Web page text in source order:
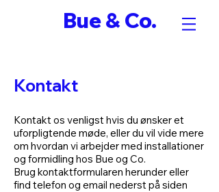
Bue & Co.
Kontakt
Kontakt os venligst hvis du ønsker et
uforpligtende møde, eller du vil vide mere
om hvordan vi arbejder med installationer
og formidling hos Bue og Co.
Brug kontaktformularen herunder eller
find telefon og email nederst på siden